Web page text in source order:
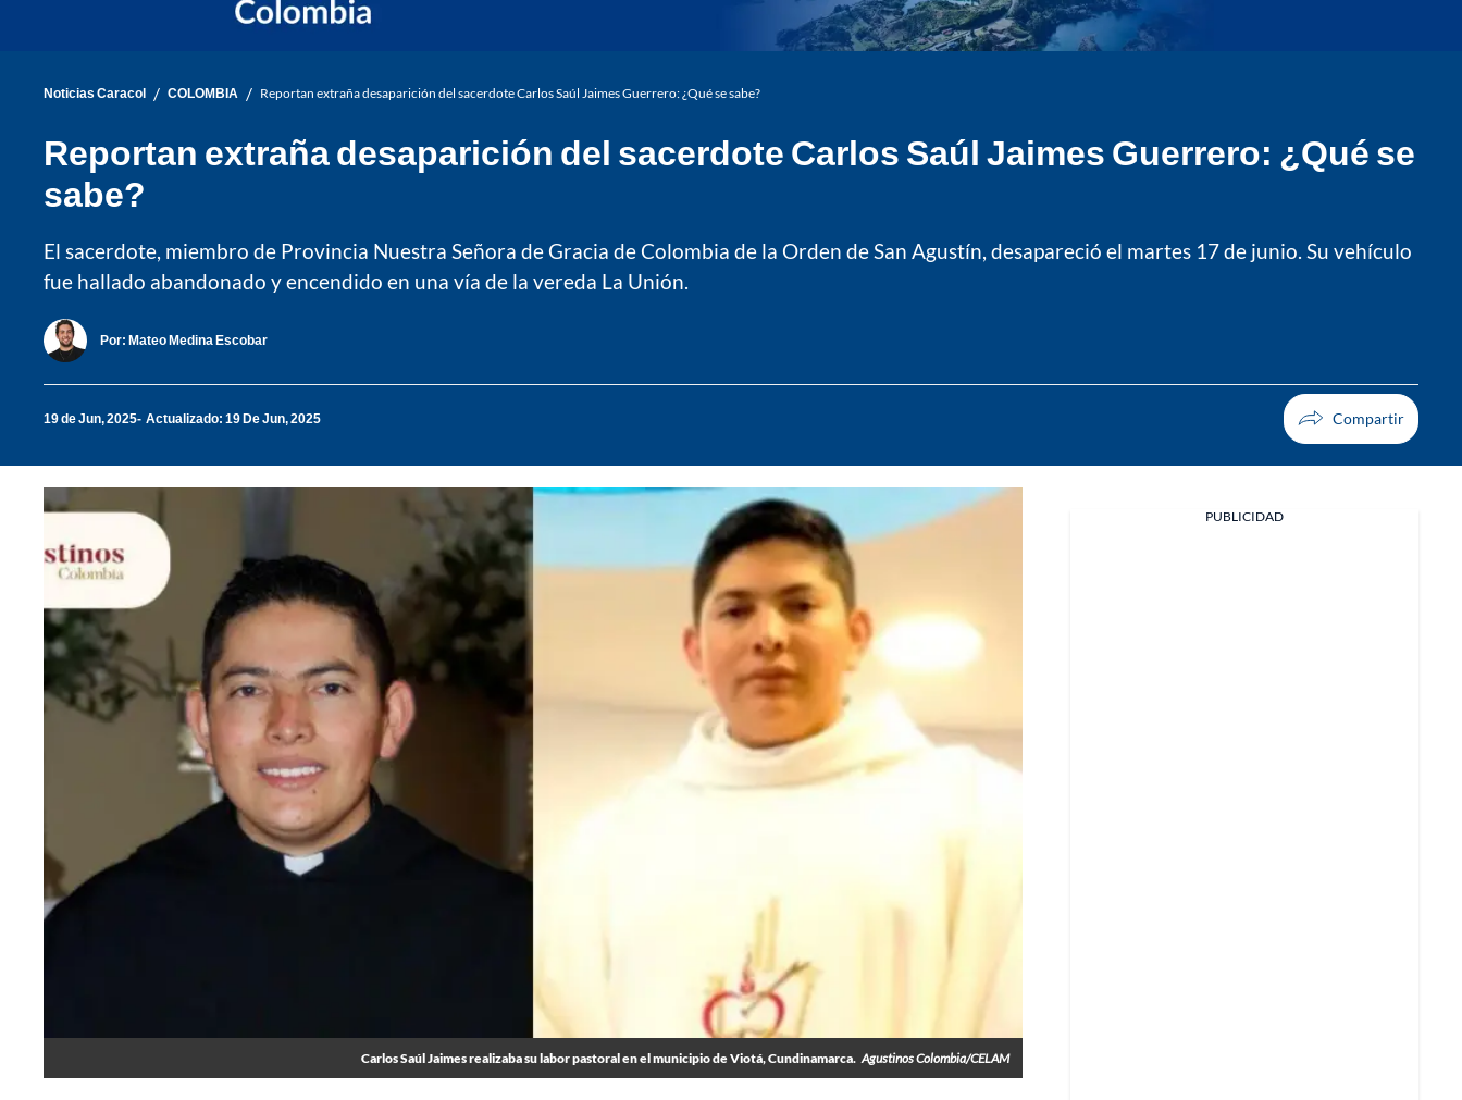
Noticias Caracol / COLOMBIA / Reportan extraña desaparición del sacerdote Carlos Saúl Jaimes Guerrero: ¿Qué se sabe?
Reportan extraña desaparición del sacerdote Carlos Saúl Jaimes Guerrero: ¿Qué se
sabe?
El sacerdote, miembro de Provincia Nuestra Señora de Gracia de Colombia de la Orden de San Agustín, desapareció el martes 17 de junio. Su vehículo
fue hallado abandonado y encendido en una vía de la vereda La Unión.
Por: Mateo Medina Escobar
19 de Jun, 2025 Actualizado: 19 De Jun, 2025
Carlos Saúl Jaimes realizaba su labor pastoral en el municipio de Viotá, Cundinamarca. Agustinos Colombia/CELAM
PUBLICIDAD